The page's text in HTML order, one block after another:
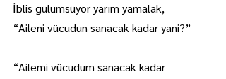
İblis gülümsüyor yarım yamalak,
“Aileni vücudun sanacak kadar yani?”
“Ailemi vücudum sanacak kadar